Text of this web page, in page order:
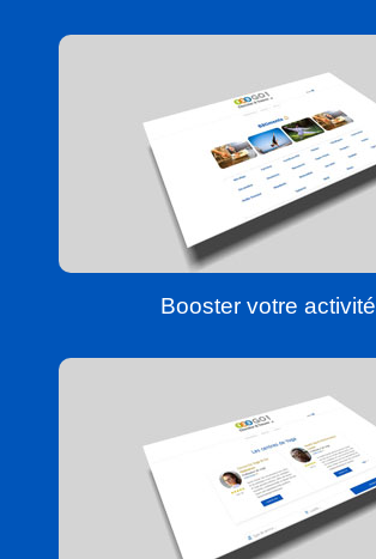
Booster votre activité